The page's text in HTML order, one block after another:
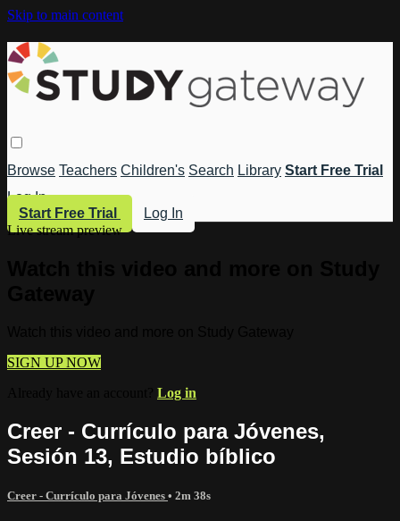
Skip to main content
Browse Teachers Children's Search Library Start Free Trial
Log In
Start Free Trial
Log In
Live stream preview
SIGN UP NOW
Log in
Creer - Currículo para Jóvenes,
Sesión 13, Estudio bíblico
Creer - Currículo para Jóvenes • 2m 38s